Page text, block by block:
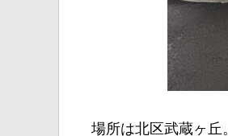
場所は北区武蔵ヶ丘。